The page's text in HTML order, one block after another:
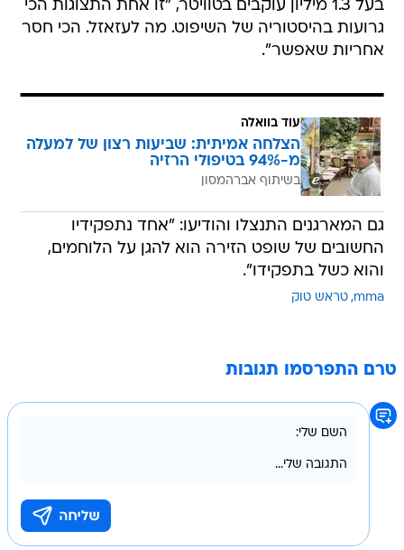
בעל 1.3 מיליון עוקבים בטוויטר, "זו אחת התצוגות הכי
גרועות בהיסטוריה של השיפוט. מה לעזאזל. הכי חסר
אחריות שאפשר".
עוד בוואלה
הצלחה אמיתית: שביעות רצון של למעלה
מ-94% בטיפולי הרזיה
בשיתוף אברהמסון
גם המארגנים התנצלו והודיעו: "אחד נתפקידיו
החשובים של שופט הזירה הוא להגן על הלוחמים,
והוא כשל בתפקידו".
mma טראש טוק
טרם התפרסמו תגובות